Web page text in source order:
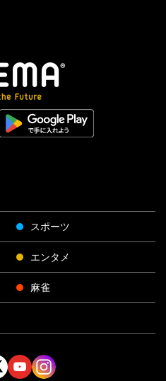
スポーツ
エンタメ
麻雀